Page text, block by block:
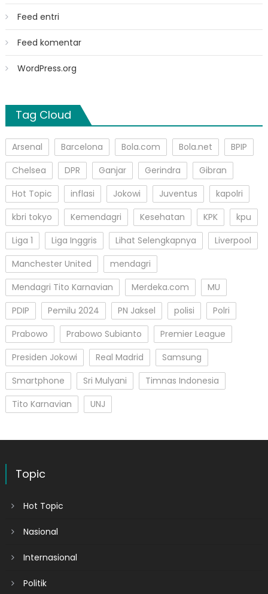
Feed entri
Feed komentar
WordPress.org
Tag Cloud
Arsenal Barcelona Bola.com Bola.net
BPIP
Chelsea
DPR Ganjar Gerindra
Gibran
Hot Topic
inflasi Jokowi Juventus
kapolri
kbri tokyo
Kemendagri Kesehatan KPK
kpu
Liga 1
Liga Inggris Lihat Selengkapnya
Liverpool
Manchester United
mendagri
Mendagri Tito Karnavian
Merdeka.com
MU
PDIP
Pemilu 2024 PN Jaksel polisi
Polri
Prabowo
Prabowo Subianto
Premier League
Presiden Jokowi
Real Madrid
Samsung
Smartphone
Sri Mulyani
Timnas Indonesia
Tito Karnavian
UNJ
Topic
Hot Topic
Nasional
Internasional
Politik